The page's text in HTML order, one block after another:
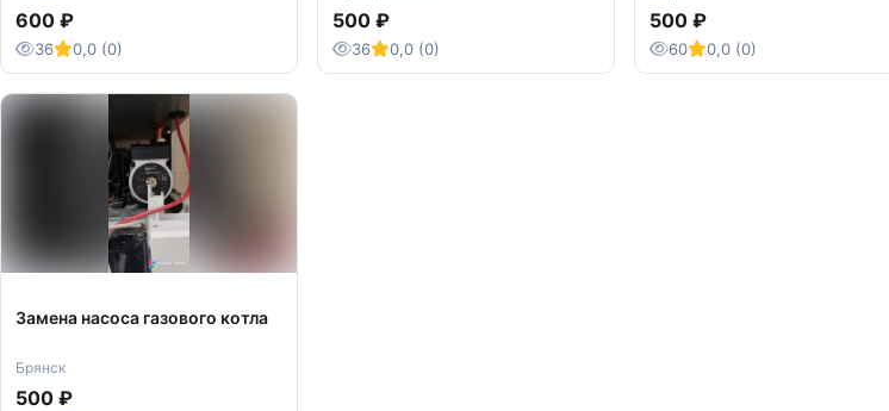
600 ₽
36 0,0 (0)
500 ₽
36 0,0 (0)
500 ₽
60 0,0 (0)
Замена насоса газового котла
Брянск
500 ₽